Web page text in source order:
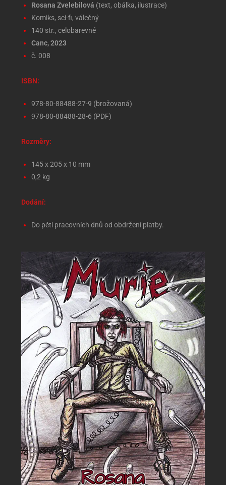
Rosana Zvelebilová (text, obálka, ilustrace)
Komiks, sci-fi, válečný
140 str., celobarevné
Canc, 2023
č. 008
ISBN:
978-80-88488-27-9 (brožovaná)
978-80-88488-28-6 (PDF)
Rozměry:
145 x 205 x 10 mm
0,2 kg
Dodání:
Do pěti pracovních dnů od obdržení platby.